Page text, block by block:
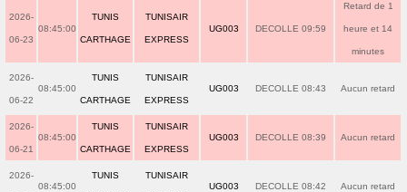
2026-
06-23
08:45:00
TUNIS
CARTHAGE
TUNISAIR
EXPRESS
UG003 DECOLLE 09:59
Retard de 1
heure et 14
minutes
2026-
06-22
08:45:00
TUNIS
CARTHAGE
TUNISAIR
EXPRESS
UG003 DECOLLE 08:43 Aucun retard
2026-
06-21
08:45:00
TUNIS
CARTHAGE
TUNISAIR
EXPRESS
UG003 DECOLLE 08:39 Aucun retard
2026-
08:45:00
TUNIS TUNISAIR
UG003 DECOLLE 08:42 Aucun retard